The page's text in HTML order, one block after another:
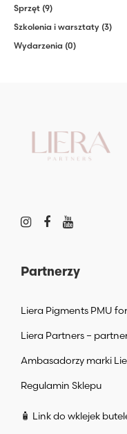
Sprzęt (9)
Szkolenia i warsztaty (3)
Wydarzenia (0)
Partnerzy
Liera Pigments PMU
Liera Partners –
Ambasadorzy marki
Regulamin Sklepu
🧴 Link do wklejek